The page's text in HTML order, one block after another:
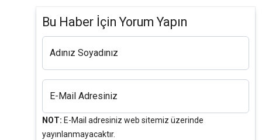
Bu Haber İçin Yorum Yapın
Adınız Soyadınız
E-Mail Adresiniz
NOT: E-Mail adresiniz web sitemiz üzerinde
yayınlanmayacaktır.